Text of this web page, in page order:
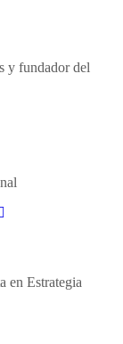
y fundador del
en Estrategia